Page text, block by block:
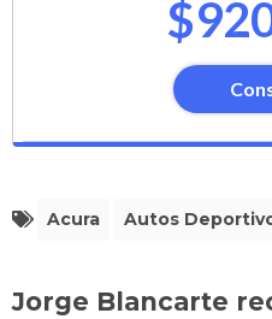
Acura Autos
Jorge Blancarte